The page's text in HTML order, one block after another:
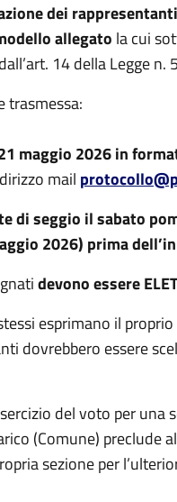
dei
allegato la cui
14 della Legge n.
trasmessa:
maggio 2026 in
mail
di seggio il sabato
2026) prima
devono essere
esprimano il
dovrebbero essere
del voto per una
(Comune) preclude
sezione per